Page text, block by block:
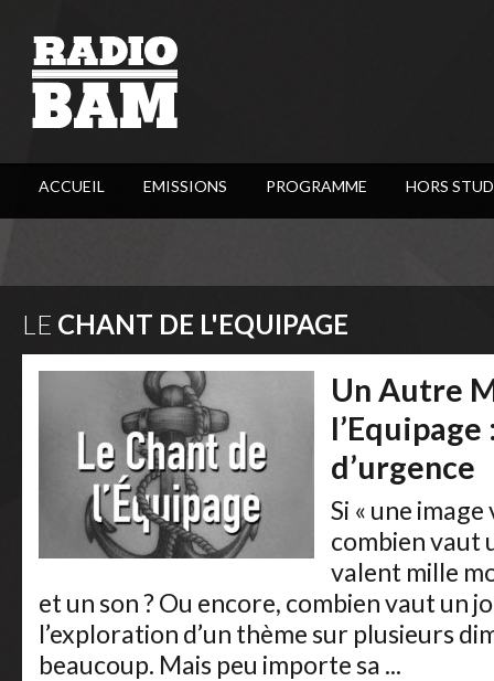
ACCUEIL EMISSIONS PROGRAMME HORS
LE CHANT DE L'EQUIPAGE
Un Autre
l’Equipage
d’urgence
Si « une
combien vaut
valent mille
et un son ? Ou encore, combien vaut un
l’exploration d’un thème sur plusieurs
beaucoup. Mais peu importe sa ...